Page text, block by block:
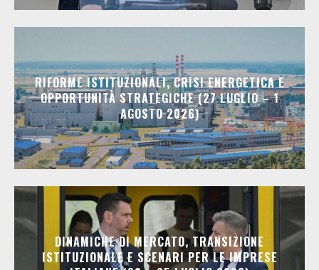
RIFORME ISTITUZIONALI, CRISI ENERGETICA E
OPPORTUNITÀ STRATEGICHE (27 LUGLIO – 1
AGOSTO 2026)
DINAMICHE DI MERCATO, TRANSIZIONE
ISTITUZIONALE E SCENARI PER LE IMPRESE